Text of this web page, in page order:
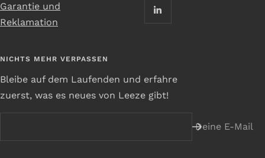
Garantie und
Reklamation
NICHTS MEHR VERPASSEN
Bleibe auf dem Laufenden und erfahre
zuerst, was es neues von Leeze gibt!
Deine E-Mail